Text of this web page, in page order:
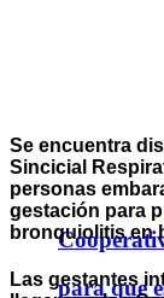
para que
Se encuentra
Sincicial
personas
gestación para
bronquiolitis en
Las gestantes